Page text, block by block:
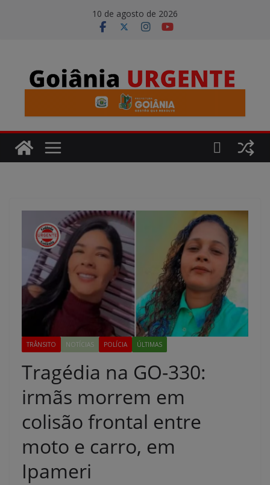
10 de agosto de 2026
TRÂNSITO NOTÍCIAS POLÍCIA ÚLTIMAS
Tragédia na GO-330:
irmãs morrem em
colisão frontal entre
moto e carro, em
Ipameri
modal-check